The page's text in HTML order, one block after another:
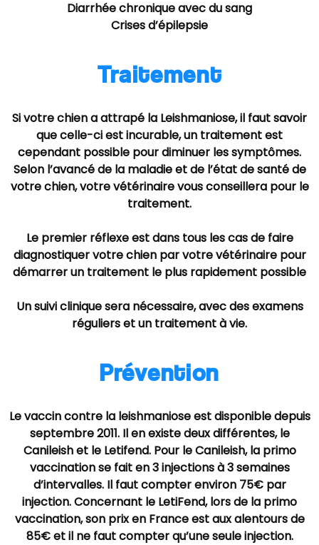
Diarrhée chronique avec du sang
Crises d’épilepsie
Traitement
Si votre chien a attrapé la Leishmaniose, il faut savoir
que celle-ci est incurable, un traitement est
cependant possible pour diminuer les symptômes.
Selon l’avancé de la maladie et de l’état de santé de
votre chien, votre vétérinaire vous conseillera pour le
traitement.
Le premier réflexe est dans tous les cas de faire
diagnostiquer votre chien par votre vétérinaire pour
démarrer un traitement le plus rapidement possible
Un suivi clinique sera nécessaire, avec des examens
réguliers et un traitement à vie.
Prévention
Le vaccin contre la leishmaniose est disponible depuis
septembre 2011. Il en existe deux différentes, le
Canileish et le Letifend. Pour le Canileish, la primo
vaccination se fait en 3 injections à 3 semaines
d’intervalles. Il faut compter environ 75€ par
injection. Concernant le LetiFend, lors de la primo
vaccination, son prix en France est aux alentours de
85€ et il ne faut compter qu’une seule injection.